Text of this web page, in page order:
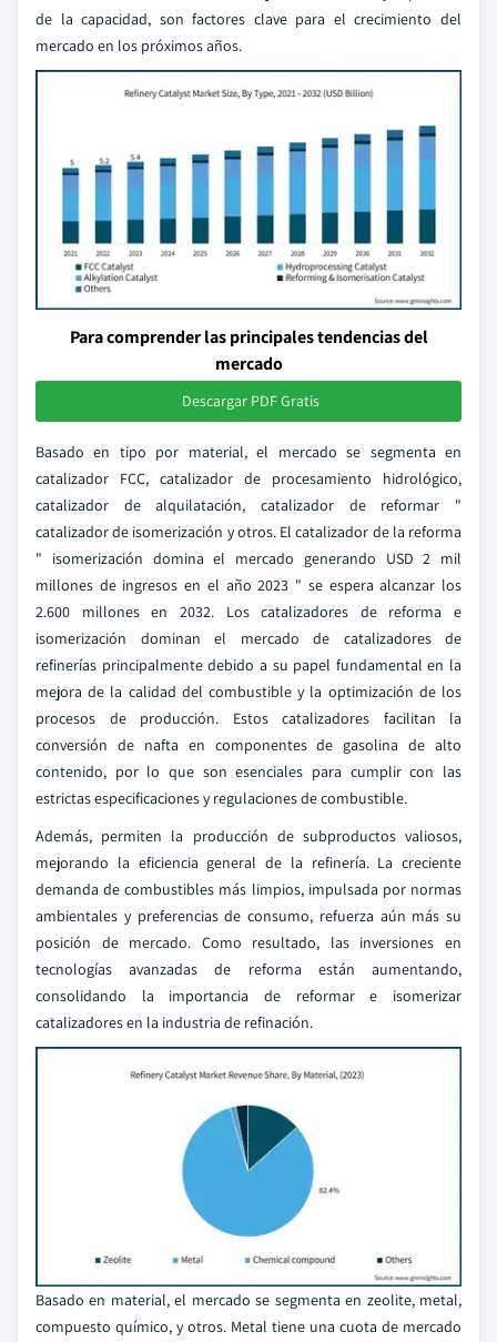
de la capacidad, son factores clave para el crecimiento del
mercado en los próximos años.
Para comprender las principales tendencias del
mercado
Descargar PDF Gratis
Basado en tipo por material, el mercado se segmenta en
catalizador FCC, catalizador de procesamiento hidrológico,
catalizador de alquilatación, catalizador de reformar "
catalizador de isomerización y otros. El catalizador de la reforma
" isomerización domina el mercado generando USD 2 mil
millones de ingresos en el año 2023 " se espera alcanzar los
2.600 millones en 2032. Los catalizadores de reforma e
isomerización dominan el mercado de catalizadores de
refinerías principalmente debido a su papel fundamental en la
mejora de la calidad del combustible y la optimización de los
procesos de producción. Estos catalizadores facilitan la
conversión de nafta en componentes de gasolina de alto
contenido, por lo que son esenciales para cumplir con las
estrictas especificaciones y regulaciones de combustible.
Además, permiten la producción de subproductos valiosos,
mejorando la eficiencia general de la refinería. La creciente
demanda de combustibles más limpios, impulsada por normas
ambientales y preferencias de consumo, refuerza aún más su
posición de mercado. Como resultado, las inversiones en
tecnologías avanzadas de reforma están aumentando,
consolidando la importancia de reformar e isomerizar
catalizadores en la industria de refinación.
Basado en material, el mercado se segmenta en zeolite, metal,
compuesto químico, y otros. Metal tiene una cuota de mercado